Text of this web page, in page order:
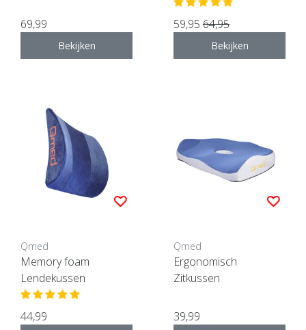
69,99
Bekijken
59,95 64,95
Bekijken
Qmed
Memory foam
Lendekussen
44,99
Qmed
Ergonomisch
Zitkussen
39,99